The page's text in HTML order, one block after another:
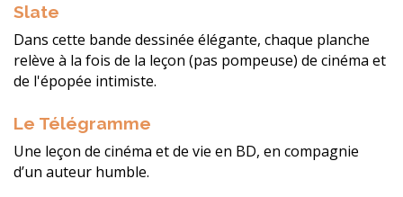
Slate
Dans cette bande dessinée élégante, chaque planche
relève à la fois de la leçon (pas pompeuse) de cinéma et
de l'épopée intimiste.
Le Télégramme
Une leçon de cinéma et de vie en BD, en compagnie
d’un auteur humble.